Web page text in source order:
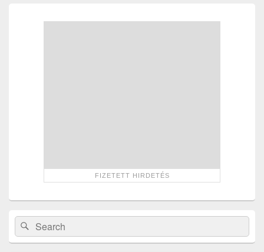
Search
for:
Search